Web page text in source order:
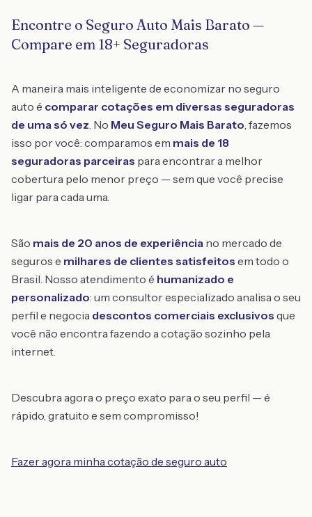
Encontre o Seguro Auto Mais Barato —
Compare em 18+ Seguradoras
A maneira mais inteligente de economizar no seguro
auto é comparar cotações em diversas seguradoras
de uma só vez. No Meu Seguro Mais Barato, fazemos
isso por você: comparamos em mais de 18
seguradoras parceiras para encontrar a melhor
cobertura pelo menor preço — sem que você precise
ligar para cada uma.
São mais de 20 anos de experiência no mercado de
seguros e milhares de clientes satisfeitos em todo o
Brasil. Nosso atendimento é humanizado e
personalizado: um consultor especializado analisa o seu
perfil e negocia descontos comerciais exclusivos que
você não encontra fazendo a cotação sozinho pela
internet.
Descubra agora o preço exato para o seu perfil — é
rápido, gratuito e sem compromisso!
Fazer agora minha cotação de seguro auto